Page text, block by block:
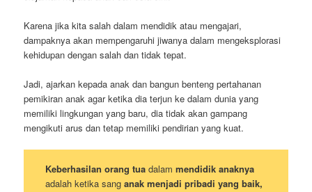
Karena jika kita salah dalam mendidik atau mengajari,
dampaknya akan mempengaruhi jiwanya dalam mengeksplorasi
kehidupan dengan salah dan tidak tepat.
Jadi, ajarkan kepada anak dan bangun benteng pertahanan
pemikiran anak agar ketika dia terjun ke dalam dunia yang
memiliki lingkungan yang baru, dia tidak akan gampang
mengikuti arus dan tetap memiliki pendirian yang kuat.
Keberhasilan orang tuadalam mendidik anaknya
adalah ketika sang anak menjadi pribadi yang baik,